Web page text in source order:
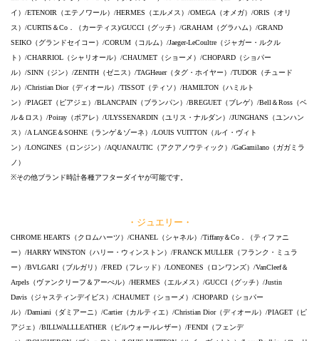
イ）/ETENOIR（エテノワール）/HERMES（エルメス）/OMEGA（オメガ）/ORIS（オリ
ス）/CURTIS＆Co．（カーティス)/GUCCI（グッチ）/GRAHAM（グラハム）/GRAND
SEIKO（グランドセイコー）/CORUM（コルム）/Jaeger-LeCoultre（ジャガー・ルクル
ト）/CHARRIOL（シャリオール）/CHAUMET（ショーメ）/CHOPARD（ショパー
ル）/SINN（ジン）/ZENITH（ゼニス）/TAGHeuer（タグ・ホイヤー）/TUDOR（チュード
ル）/Christian Dior（ディオール）/TISSOT（ティソ）/HAMILTON（ハミルト
ン）/PIAGET（ピアジェ）/BLANCPAIN（ブランパン）/BREGUET（ブレゲ）/Bell＆Ross（ベ
ル＆ロス）/Poiray（ポアレ）/ULYSSENARDIN（ユリス・ナルダン）/JUNGHANS（ユンハン
ス）/A LANGE＆SOHNE（ランゲ＆ゾーネ）/LOUIS VUITTON（ルイ・ヴィト
ン）/LONGINES（ロンジン）/AQUANAUTIC（アクアノウティック）/GaGamilano（ガガミラ
ノ）
※その他ブランド時計各種アフターダイヤが可能です。
・ジュエリー・
CHROME HEARTS（クロムハーツ）/CHANEL（シャネル）/Tiffany＆Co．（ティファニ
ー）/HARRY WINSTON（ハリー・ウィンストン）/FRANCK MULLER（フランク・ミュラ
ー）/BVLGARI（ブルガリ）/FRED（フレッド）/LONEONES（ロンワンズ）/VanCleef＆
Arpels（ヴァンクリーフ＆アーぺル）/HERMES（エルメス）/GUCCI（グッチ）/Justin
Davis（ジャスティンデイビス）/CHAUMET（ショーメ）/CHOPARD（ショパー
ル）/Damiani（ダミアーニ）/Cartier（カルティエ）/Christian Dior（ディオール）/PIAGET（ピ
アジェ）/BILLWALLLEATHER（ビルウォールレザー）/FENDI（フェンデ